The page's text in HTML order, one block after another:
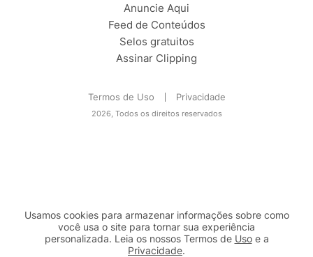
Anuncie Aqui
Feed de Conteúdos
Selos gratuitos
Assinar Clipping
Termos de Uso Privacidade
2026, Todos os direitos reservados
Usamos cookies para armazenar informações sobre como
você usa o site para tornar sua experiência
personalizada. Leia os nossos Termos de Usoe a
Privacidade.